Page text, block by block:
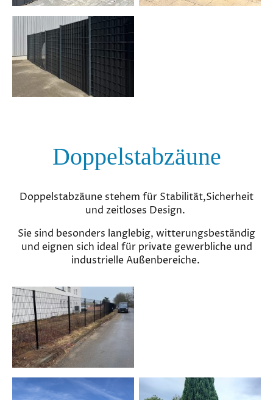
Doppelstabzäune
Doppelstabzäune stehem für Stabilität,Sicherheit
und zeitloses Design.
Sie sind besonders langlebig, witterungsbeständig
und eignen sich ideal für private gewerbliche und
industrielle Außenbereiche.